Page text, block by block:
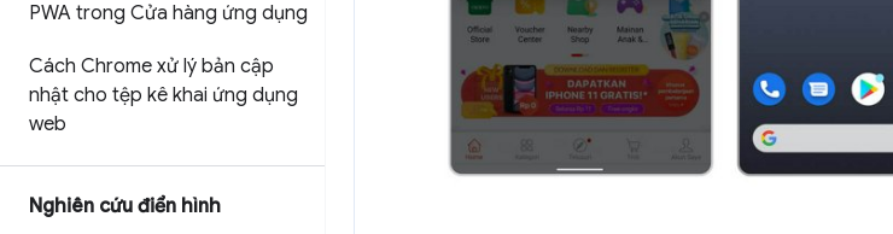
PWA trong Cửa hàng ứng dụng
Cách Chrome xử lý bản cập
nhật cho tệp kê khai ứng dụng
web
Nghiên cứu điển hình